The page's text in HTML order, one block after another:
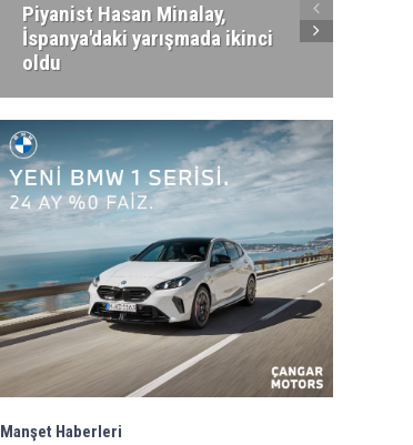
Piyanist Hasan Minalay,
İspanya'daki yarışmada ikinci
oldu
Manşet Haberleri